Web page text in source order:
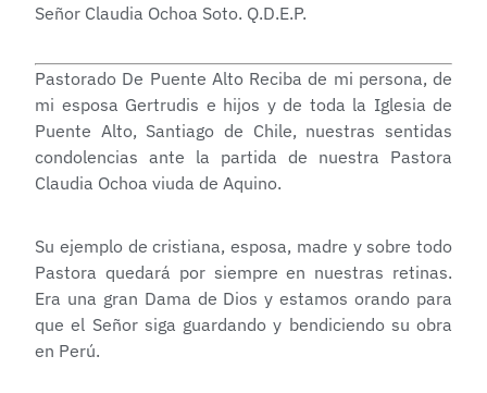
Señor Claudia Ochoa Soto. Q.D.E.P.
Pastorado De Puente Alto Reciba de mi persona, de
mi esposa Gertrudis e hijos y de toda la Iglesia de
Puente Alto, Santiago de Chile, nuestras sentidas
condolencias ante la partida de nuestra Pastora
Claudia Ochoa viuda de Aquino.
Su ejemplo de cristiana, esposa, madre y sobre todo
Pastora quedará por siempre en nuestras retinas.
Era una gran Dama de Dios y estamos orando para
que el Señor siga guardando y bendiciendo su obra
en Perú.